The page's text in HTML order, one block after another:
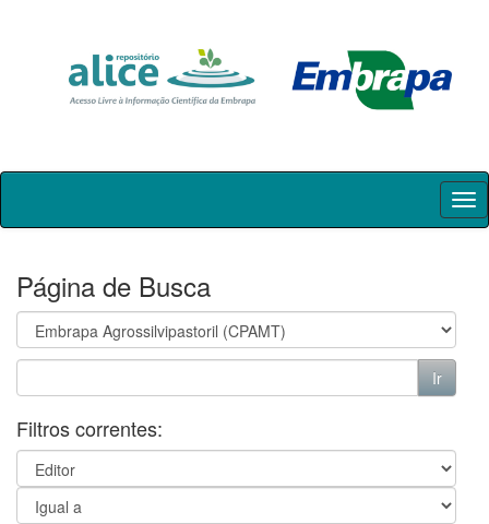
Skip
Página de Busca
Filtros correntes: